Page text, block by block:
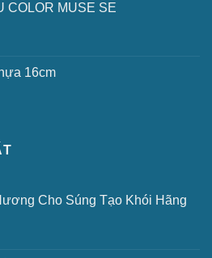
COLOR MUSE SE
16cm
Cho Súng Tạo Khói Hãng